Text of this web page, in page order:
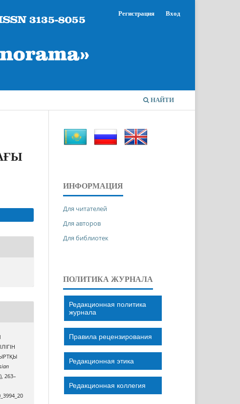
НАЙТИ
Регистрация Вход
263–
ИНФОРМАЦИЯ
Для читателей
Для авторов
Для библиотек
ПОЛИТИКА ЖУРНАЛА
Редакционная политика
журнала
Правила рецензирования
Редакционная этика
Редакционная коллегия